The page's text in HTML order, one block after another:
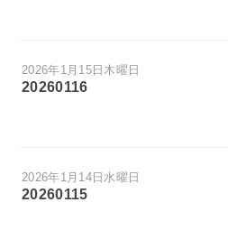
2026年1月15日木曜日
20260116
2026年1月14日水曜日
20260115